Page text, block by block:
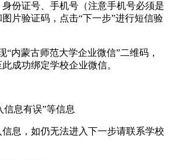
份证号、手机号（注意手机号必须是
片验证码，点击“下一步”进行短信验
“内蒙古师范大学企业微信”二维码，
成功绑定学校企业微信。
信息有误”等信息
息，如仍无法进入下一步请联系学校